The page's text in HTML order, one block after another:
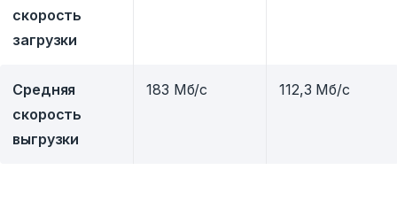
скорость
загрузки
Средняя
скорость
выгрузки
183 Мб/с 112,3 Мб/с